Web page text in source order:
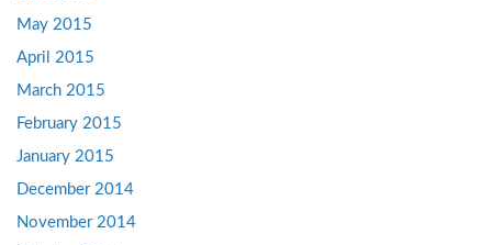
May 2015
April 2015
March 2015
February 2015
January 2015
December 2014
November 2014